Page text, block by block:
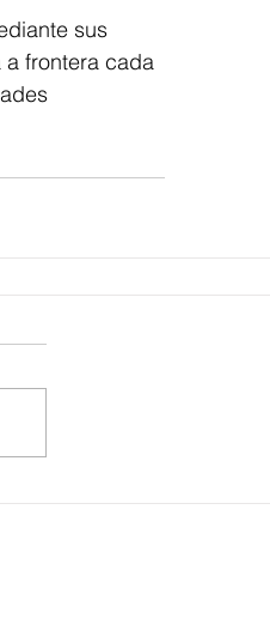
sus
frontera cada